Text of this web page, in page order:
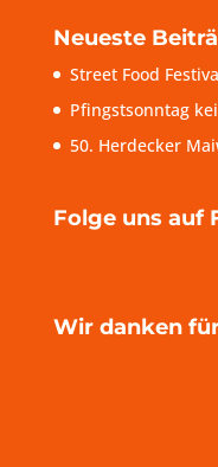
Neueste
Street Food
Pfingstsonntag
50. Herdecker
Folge uns auf
Wir danken